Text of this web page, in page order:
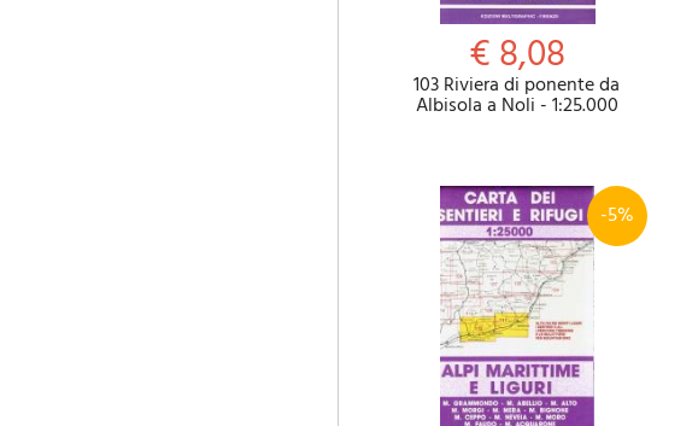
€ 8,08
103 Riviera di ponente da
Albisola a Noli - 1:25.000
-5%